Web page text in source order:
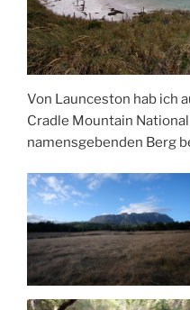
Von Launceston hab ich
Cradle Mountain
namensgebenden Berg